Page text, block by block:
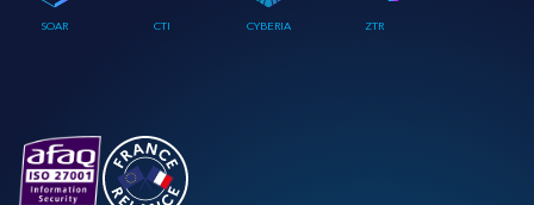
SOAR CTI CYBERIA ZTR